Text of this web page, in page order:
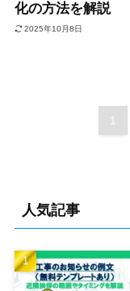
化の方法を解説
2025年10月8日
1
人気記事